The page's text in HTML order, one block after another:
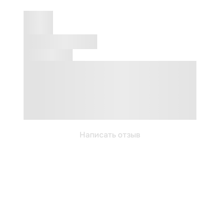
Написать отзыв